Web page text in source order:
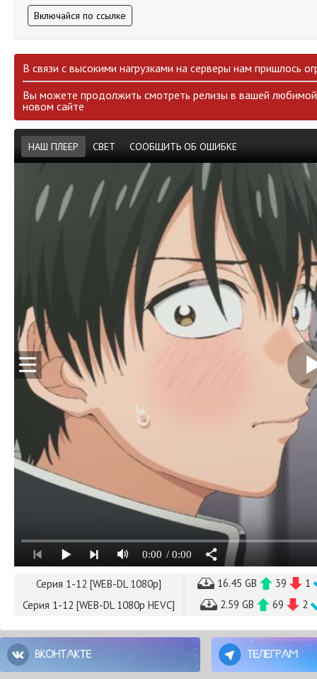
Включайся по ссылке
В связи с высокими нагрузками на серверы нам пришлось
Вы можете продолжить смотреть релизы в вашей
новом сайте
НАШ ПЛЕЕР СВЕТ СООБЩИТЬ ОБ ОШИБКЕ
0:00 / 0:00
Серия 1-12 [WEB-DL 1080p] 16.45 GB 39
1
Серия 1-12 [WEB-DL 1080p HEVC]
2.59 GB 69 2